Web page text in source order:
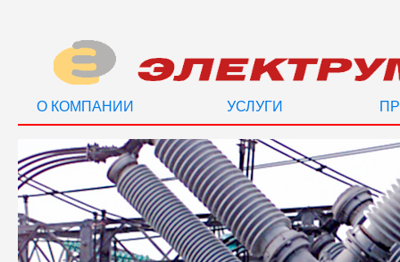
О КОМПАНИИ УСЛУГИ